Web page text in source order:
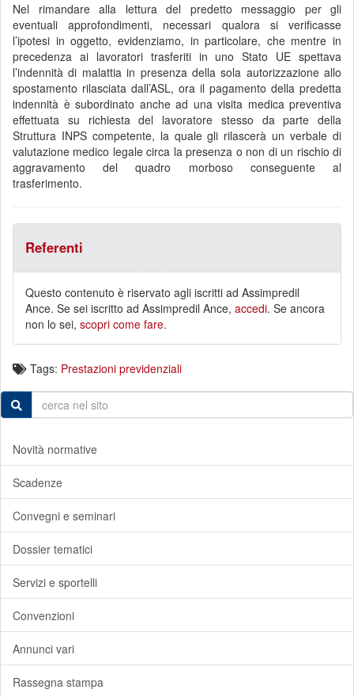
Nel rimandare alla lettura del predetto messaggio per gli
eventuali approfondimenti, necessari qualora si verificasse
l’ipotesi in oggetto, evidenziamo, in particolare, che mentre in
precedenza ai lavoratori trasferiti in uno Stato UE spettava
l’indennità di malattia in presenza della sola autorizzazione allo
spostamento rilasciata dall’ASL, ora il pagamento della predetta
indennità è subordinato anche ad una visita medica preventiva
effettuata su richiesta del lavoratore stesso da parte della
Struttura INPS competente, la quale gli rilascerà un verbale di
valutazione medico legale circa la presenza o non di un rischio di
aggravamento del quadro morboso conseguente al
trasferimento.
Referenti
Questo contenuto è riservato agli iscritti ad Assimpredil
Ance. Se sei iscritto ad Assimpredil Ance, accedi. Se ancora
non lo sei, scopri come fare.
Tags: Prestazioni previdenziali
Novità normative
Scadenze
Convegni e seminari
Dossier tematici
Servizi e sportelli
Convenzioni
Annunci vari
Rassegna stampa